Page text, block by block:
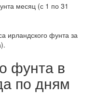
ирландского фунта за
.
фунта в
по дням